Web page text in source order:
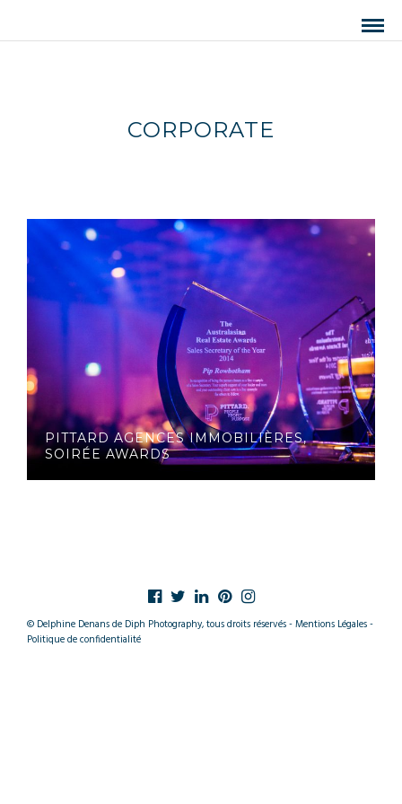
CORPORATE
PITTARD AGENCES IMMOBILIÈRES,
SOIRÉE AWARDS
© Delphine Denans de Diph Photography, tous droits réservés - Mentions Légales -
Politique de confidentialité